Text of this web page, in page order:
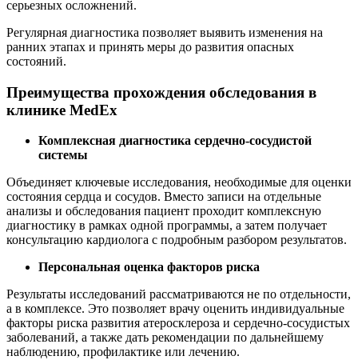
серьезных осложнений.
Регулярная диагностика позволяет выявить изменения на
ранних этапах и принять меры до развития опасных
состояний.
Преимущества прохождения обследования в
клинике MedEx
Комплексная диагностика сердечно-сосудистой
системы
Объединяет ключевые исследования, необходимые для оценки
состояния сердца и сосудов. Вместо записи на отдельные
анализы и обследования пациент проходит комплексную
диагностику в рамках одной программы, а затем получает
консультацию кардиолога с подробным разбором результатов.
Персональная оценка факторов риска
Результаты исследований рассматриваются не по отдельности,
а в комплексе. Это позволяет врачу оценить индивидуальные
факторы риска развития атеросклероза и сердечно-сосудистых
заболеваний, а также дать рекомендации по дальнейшему
наблюдению, профилактике или лечению.